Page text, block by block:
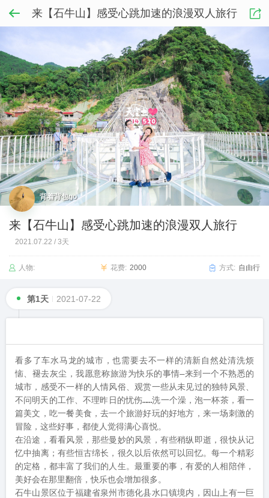
来【石牛山】感受心跳加速的浪漫双人旅行
背着背包go
来【石牛山】感受心跳加速的浪漫双人旅行
2021.07.22 / 3天
人物: 花费: 2000 方式: 自由行
第1天 2021-07-22
看多了车水马龙的城市，也需要去不一样的清新自然处清洗烦
恼、褪去灰尘，我愿意称旅游为快乐的事情—来到一个不熟悉的
城市，感受不一样的人情风俗、观赏一些从未见过的独特风景、
不问明天的工作、不理昨日的忧伤……洗一个澡，泡一杯茶，看一
篇美文，吃一餐美食，去一个旅游好玩的好地方，来一场刺激的
冒险，这些好事，都使人觉得满心喜悦。
在沿途，看看风景，那些曼妙的风景，有些稍纵即逝，很快从记
忆中抽离；有些恒古绵长，很久以后依然可以回忆。每一个精彩
的定格，都丰富了我们的人生。最重要的事，有爱的人相陪伴，
美好会在那里翻倍，快乐也会增加很多。
石牛山景区位于福建省泉州市德化县水口镇境内，因山上有一巨